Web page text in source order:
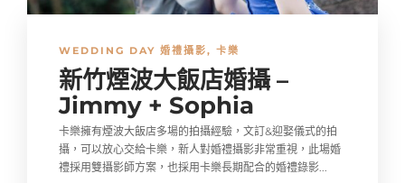
WEDDING DAY 婚禮攝影, 卡樂
新竹煙波大飯店婚攝 –
Jimmy + Sophia
卡樂擁有煙波大飯店多場的拍攝經驗，文訂&迎娶儀式的拍
攝，可以放心交給卡樂，新人對婚禮攝影非常重視，此場婚
禮採用雙攝影師方案，也採用卡樂長期配合的婚禮錄影...